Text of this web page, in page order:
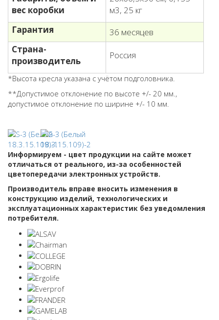
вес коробки
м3, 25 кг
Гарантия
36 месяцев
Страна-
производитель
Россия
*Высота кресла указана с учётом подголовника.
**Допустимое отклонение по высоте +/- 20 мм.,
допустимое отклонение по ширине +/- 10 мм.
Информируем - цвет продукции на сайте может
отличаться от реального, из-за особенностей
цветопередачи электронных устройств.
Производитель вправе вносить изменения в
конструкцию изделий, технологических и
эксплуатационных характеристик без уведомления
потребителя.